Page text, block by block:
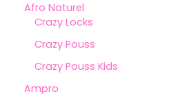
Afro Naturel
Crazy Locks
Crazy Pouss
Crazy Pouss Kids
Ampro